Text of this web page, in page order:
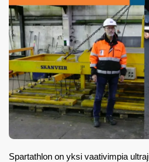
Spartathlon on yksi vaativimpia